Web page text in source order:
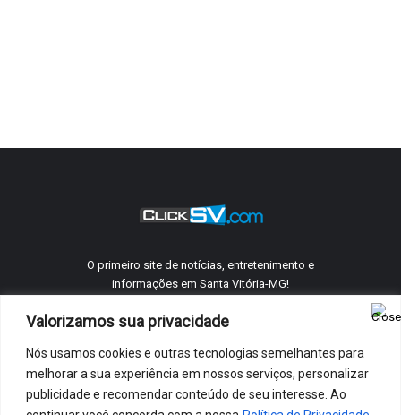
Valorizamos sua privacidade
Nós usamos cookies e outras tecnologias semelhantes para
melhorar a sua experiência em nossos serviços, personalizar
publicidade e recomendar conteúdo de seu interesse. Ao
O primeiro site de notícias, entretenimento e
informações em Santa Vitória-MG!
©ClickSV2005 - 2026 Todos os direitos reservados.
Telefones Úteis Anuncie Conosco